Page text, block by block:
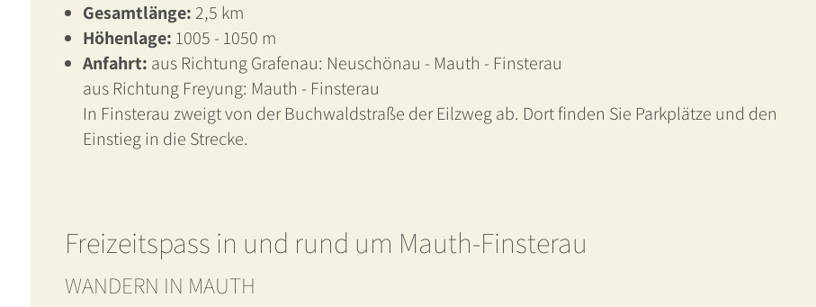
Gesamtlänge:2,5 km
Höhenlage: 1005 - 1050 m
Anfahrt: aus Richtung Grafenau: Neuschönau - Mauth - Finsterau
aus Richtung Freyung: Mauth - Finsterau
In Finsterau zweigt von der Buchwaldstraße der Eilzweg ab. Dort finden Sie Parkplätze und den
Einstieg in die Strecke.
Freizeitspass in und rund um Mauth-Finsterau
WANDERN IN MAUTH